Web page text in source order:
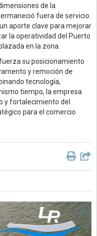
de la
fuera de servicio.
aporte clave para mejorar
la operatividad del Puerto
en la zona.
su posicionamiento
y remoción de
tecnología,
tiempo, la empresa
y fortalecimiento del
para el comercio